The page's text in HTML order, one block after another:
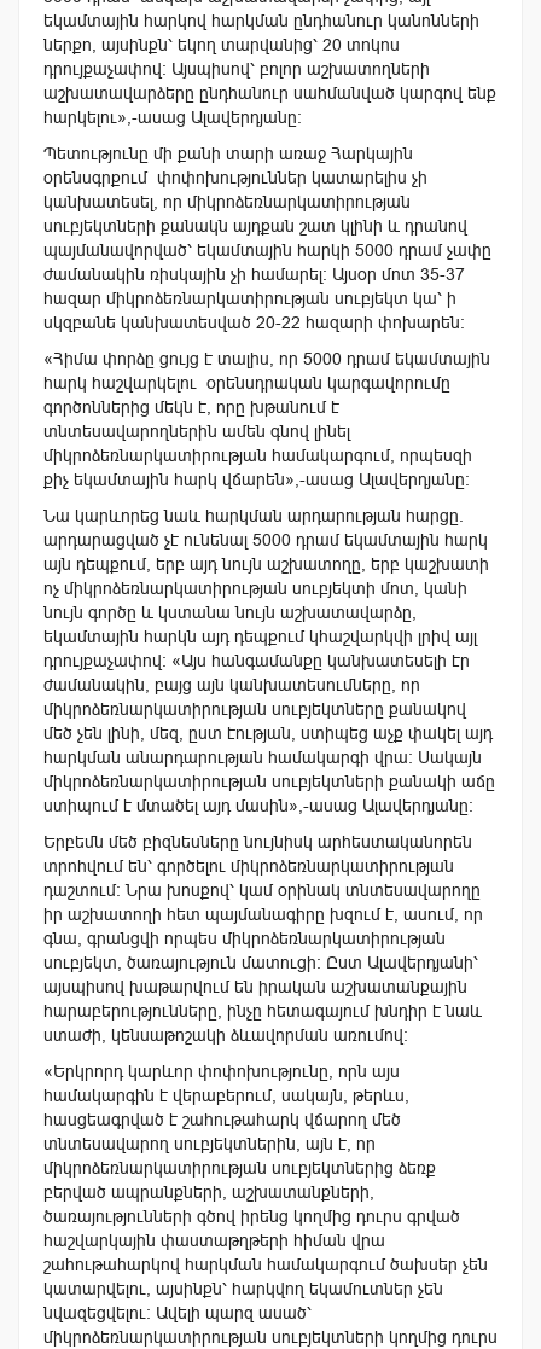
եկամտային հարկով հարկման ընդհանուր կանոնների
ներքո, այսինքն՝ եկող տարվանից՝ 20 տոկոս
դրույքաչափով: Այսպիսով՝ բոլոր աշխատողների
աշխատավարձերը ընդհանուր սահմանված կարգով ենք
հարկելու»,-ասաց Ալավերդյանը:
Պետությունը մի քանի տարի առաջ Հարկային
օրենսգրքում փոփոխություններ կատարելիս չի
կանխատեսել, որ միկրոձեռնարկատիրության
սուբյեկտների քանակն այդքան շատ կլինի և դրանով
պայմանավորված՝ եկամտային հարկի 5000 դրամ չափը
ժամանակին ռիսկային չի համարել: Այսօր մոտ 35-37
հազար միկրոձեռնարկատիրության սուբյեկտ կա՝ ի
սկզբանե կանխատեսված 20-22 հազարի փոխարեն:
«Հիմա փորձը ցույց է տալիս, որ 5000 դրամ եկամտային
հարկ հաշվարկելու օրենսդրական կարգավորումը
գործոններից մեկն է, որը խթանում է
տնտեսավարողներին ամեն գնով լինել
միկրոձեռնարկատիրության համակարգում, որպեսզի
քիչ եկամտային հարկ վճարեն»,-ասաց Ալավերդյանը:
Նա կարևորեց նաև հարկման արդարության հարցը.
արդարացված չէ ունենալ 5000 դրամ եկամտային հարկ
այն դեպքում, երբ այդ նույն աշխատողը, երբ կաշխատի
ոչ միկրոձեռնարկատիրության սուբյեկտի մոտ, կանի
նույն գործը և կստանա նույն աշխատավարձը,
եկամտային հարկն այդ դեպքում կհաշվարկվի լրիվ այլ
դրույքաչափով: «Այս հանգամանքը կանխատեսելի էր
ժամանակին, բայց այն կանխատեսումները, որ
միկրոձեռնարկատիրության սուբյեկտները քանակով
մեծ չեն լինի, մեզ, ըստ էության, ստիպեց աչք փակել այդ
հարկման անարդարության համակարգի վրա: Սակայն
միկրոձեռնարկատիրության սուբյեկտների քանակի աճը
ստիպում է մտածել այդ մասին»,-ասաց Ալավերդյանը:
Երբեմն մեծ բիզնեսները նույնիսկ արհեստականորեն
տրոհվում են՝ գործելու միկրոձեռնարկատիրության
դաշտում: Նրա խոսքով՝ կամ օրինակ տնտեսավարողը
իր աշխատողի հետ պայմանագիրը խզում է, ասում, որ
գնա, գրանցվի որպես միկրոձեռնարկատիրության
սուբյեկտ, ծառայություն մատուցի: Ըստ Ալավերդյանի՝
այսպիսով խաթարվում են իրական աշխատանքային
հարաբերությունները, ինչը հետագայում խնդիր է նաև
ստաժի, կենսաթոշակի ձևավորման առումով:
«Երկրորդ կարևոր փոփոխությունը, որն այս
համակարգին է վերաբերում, սակայն, թերևս,
հասցեագրված է շահութահարկ վճարող մեծ
տնտեսավարող սուբյեկտներին, այն է, որ
միկրոձեռնարկատիրության սուբյեկտներից ձեռք
բերված ապրանքների, աշխատանքների,
ծառայությունների գծով իրենց կողմից դուրս գրված
հաշվարկային փաստաթղթերի հիման վրա
շահութահարկով հարկման համակարգում ծախսեր չեն
կատարվելու, այսինքն՝ հարկվող եկամուտներ չեն
նվազեցվելու: Ավելի պարզ ասած՝
միկրոձեռնարկատիրության սուբյեկտների կողմից դուրս